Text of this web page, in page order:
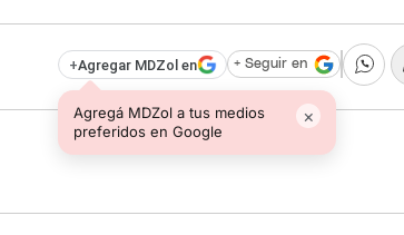
+Agregar MDZol en
Agregá MDZol a tus medios
preferidos en Google
×
+ Seguir en